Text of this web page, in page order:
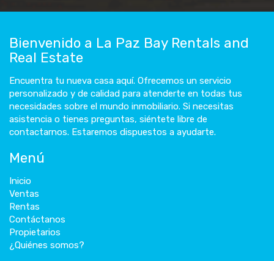
Bienvenido a La Paz Bay Rentals and
Real Estate
Encuentra tu nueva casa aquí. Ofrecemos un servicio
personalizado y de calidad para atenderte en todas tus
necesidades sobre el mundo inmobiliario. Si necesitas
asistencia o tienes preguntas, siéntete libre de
contactarnos. Estaremos dispuestos a ayudarte.
Menú
Inicio
Ventas
Rentas
Contáctanos
Propietarios
¿Quiénes somos?